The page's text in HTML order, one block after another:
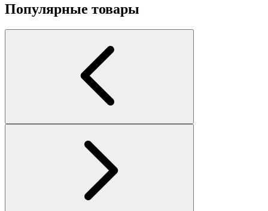
Популярные товары